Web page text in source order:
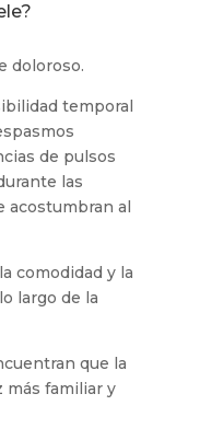
doloroso.
temporal
de pulsos
las
acostumbran al
comodidad y la
largo de la
que la
más familiar y